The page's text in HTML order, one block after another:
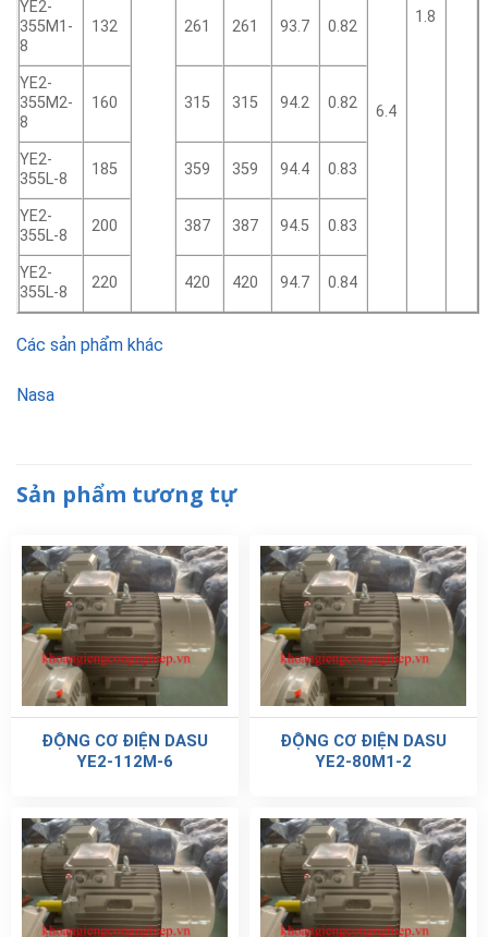
1.8
6.4
YE2-
355M1-
8
132 261 261 93.7 0.82
YE2-
355M2-
8
160 315 315 94.2 0.82
YE2-
355L-8
185 359 359 94.4 0.83
YE2-
355L-8
200 387 387 94.5 0.83
YE2-
355L-8
220 420 420 94.7 0.84
Các sản phẩm khác
Nasa
Sản phẩm tương tự
ĐỘNG CƠ ĐIỆN DASU
YE2-112M-6
ĐỘNG CƠ ĐIỆN DASU
YE2-80M1-2